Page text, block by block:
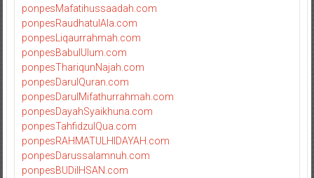
ponpesMafatihussaadah.com
ponpesRaudhatulAla.com
ponpesLiqaurrahmah.com
ponpesBabulUlum.com
ponpesThariqunNajah.com
ponpesDarulQuran.com
ponpesDarulMifathurrahmah.com
ponpesDayahSyaikhuna.com
ponpesTahfidzulQua.com
ponpesRAHMATULHIDAYAH.com
ponpesDarussalamnuh.com
ponpesBUDiIHSAN.com